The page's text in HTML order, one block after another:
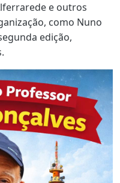
e outros
como Nuno
edição,